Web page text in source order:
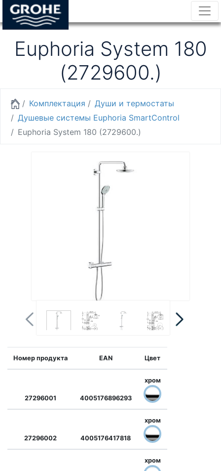
Euphoria System 180
(2729600.)
Комплектация
Души и термостаты
Душевые системы Euphoria SmartControl
Euphoria System 180 (2729600.)
Номер продукта EAN Цвет
27296001 4005176896293
хром
27296002 4005176417818
хром
хром